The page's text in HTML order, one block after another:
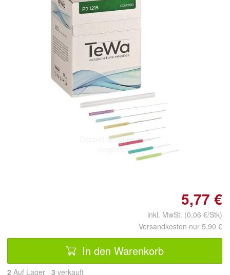
Doppelt antippen zum
vergrößern
5,77 €
inkl. MwSt. (0,06 €/Stk)
Versandkosten nur 5,90 €
In den Warenkorb
2 Auf Lager 3 verkauft